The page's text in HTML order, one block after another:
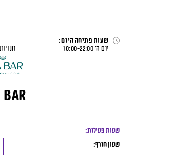
שעות פתיחה היום:
יום ה׳
10:00-22:00 חנויות
שעות פעילות:
שעון חורף: